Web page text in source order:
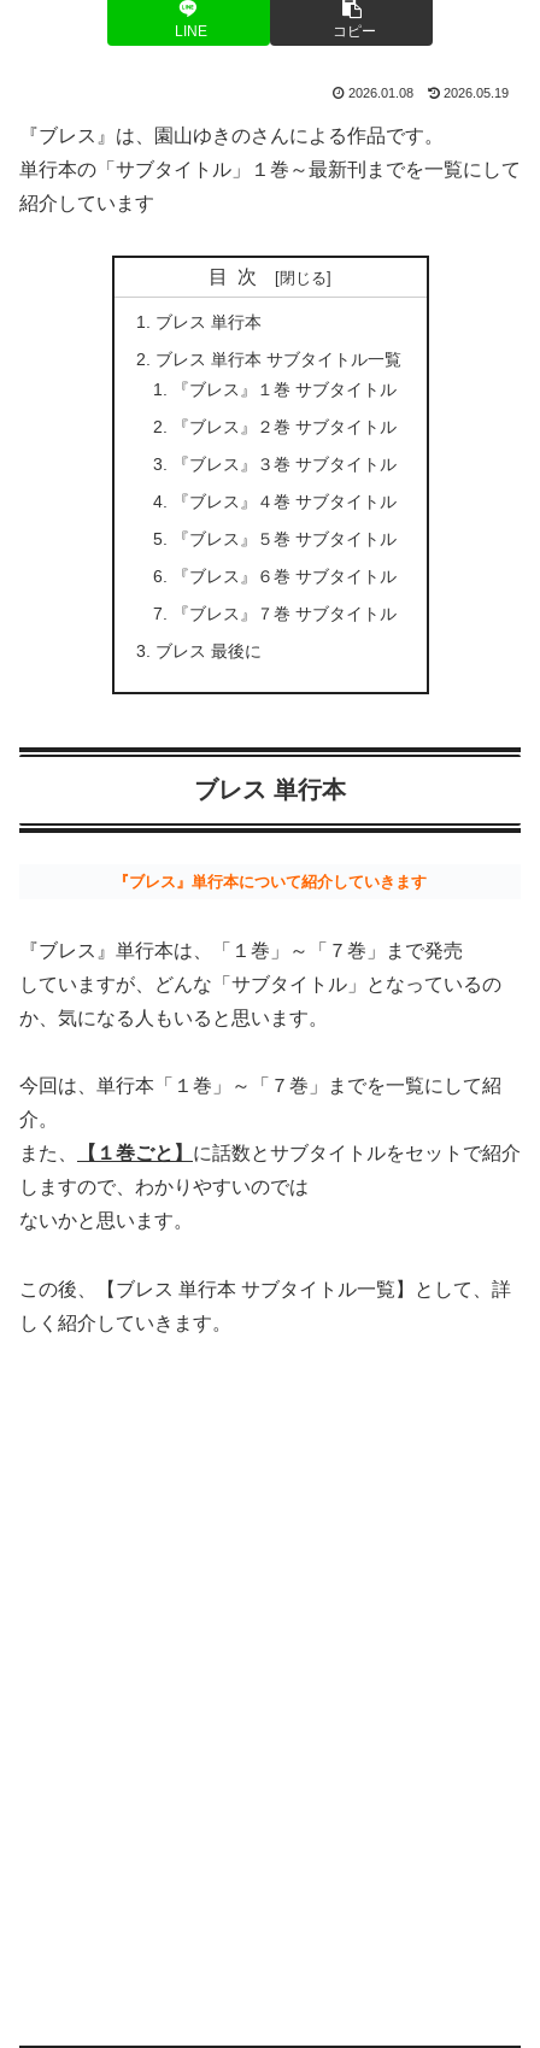
LINE コピー
2026.01.08 2026.05.19
『ブレス』は、園山ゆきのさんによる作品です。
単行本の「サブタイトル」１巻～最新刊までを一覧にして
紹介しています
目次
ブレス 単行本
ブレス 単行本 サブタイトル一覧
『ブレス』１巻 サブタイトル
『ブレス』２巻 サブタイトル
『ブレス』３巻 サブタイトル
『ブレス』４巻 サブタイトル
『ブレス』５巻 サブタイトル
『ブレス』６巻 サブタイトル
『ブレス』７巻 サブタイトル
ブレス 最後に
ブレス 単行本
『ブレス』単行本について紹介していきます
『ブレス』単行本は、「１巻」～「７巻」まで発売
していますが、どんな「サブタイトル」となっているの
か、気になる人もいると思います。
今回は、単行本「１巻」～「７巻」までを一覧にして紹
介。
また、
【１巻ごと】 に話数とサブタイトルをセットで紹介
しますので、わかりやすいのでは
ないかと思います。
この後、【ブレス 単行本 サブタイトル一覧】として、詳
しく紹介していきます。